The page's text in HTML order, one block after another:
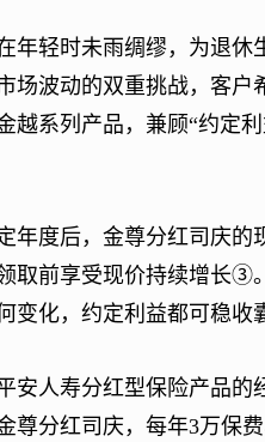
轻时未雨绸缪，为退休
场波动的双重挑战，客户
越系列产品，兼顾“约定
度后，金尊分红司庆的
取前享受现价持续增长③
化，约定利益都可稳收
人寿分红型保险产品的
尊分红司庆，每年3万保